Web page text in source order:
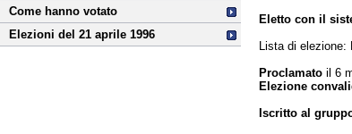
Come hanno votato
Elezioni del 21 aprile 1996
Eletto con il
Lista di elezione:
Proclamatoil 6
Elezione
Iscritto al